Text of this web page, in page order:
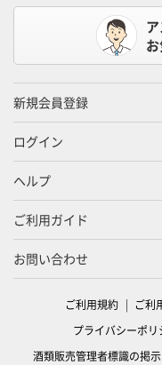
新規会員登録
ログイン
ヘルプ
ご利用ガイド
お問い合わせ
ご利用規約 ご利
プライバシーポリ
酒類販売管理者標識の掲示